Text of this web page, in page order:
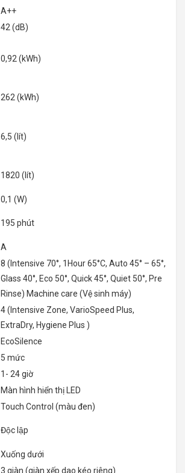
A++
42 (dB)
0,92 (kWh)
262 (kWh)
6,5 (lít)
1820 (lít)
0,1 (W)
195 phút
A
8 (Intensive 70°, 1Hour 65°C, Auto 45° – 65°,
Glass 40°, Eco 50°, Quick 45°, Quiet 50°, Pre
Rinse) Machine care (Vệ sinh máy)
4 (Intensive Zone, VarioSpeed Plus,
ExtraDry, Hygiene Plus )
EcoSilence
5 mức
1- 24 giờ
Màn hình hiển thị LED
Touch Control (màu đen)
Độc lập
Xuống dưới
3 giàn (giàn xếp dao kéo riêng)